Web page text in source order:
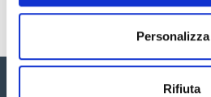
Personalizza
Rifiuta